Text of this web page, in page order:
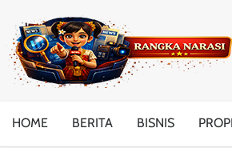
content
HOME BERITA BISNIS